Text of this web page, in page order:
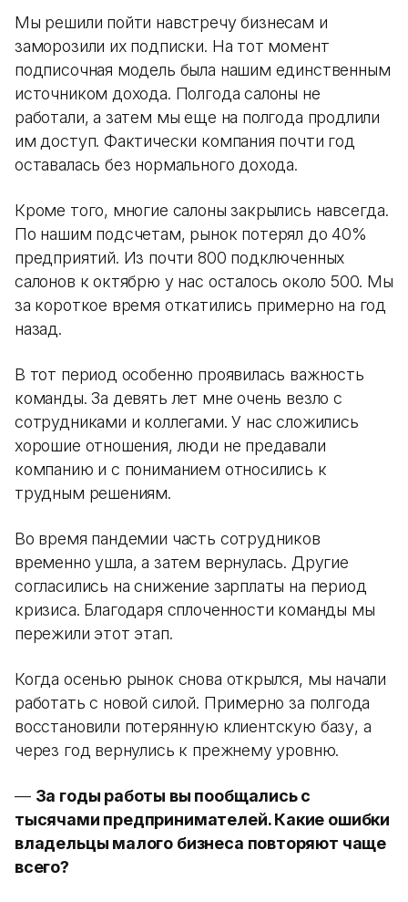
Мы решили пойти навстречу бизнесам и
заморозили их подписки. На тот момент
подписочная модель была нашим единственным
источником дохода. Полгода салоны не
работали, а затем мы еще на полгода продлили
им доступ. Фактически компания почти год
оставалась без нормального дохода.
Кроме того, многие салоны закрылись навсегда.
По нашим подсчетам, рынок потерял до 40%
предприятий. Из почти 800 подключенных
салонов к октябрю у нас осталось около 500. Мы
за короткое время откатились примерно на год
назад.
В тот период особенно проявилась важность
команды. За девять лет мне очень везло с
сотрудниками и коллегами. У нас сложились
хорошие отношения, люди не предавали
компанию и с пониманием относились к
трудным решениям.
Во время пандемии часть сотрудников
временно ушла, а затем вернулась. Другие
согласились на снижение зарплаты на период
кризиса. Благодаря сплоченности команды мы
пережили этот этап.
Когда осенью рынок снова открылся, мы начали
работать с новой силой. Примерно за полгода
восстановили потерянную клиентскую базу, а
через год вернулись к прежнему уровню.
— За годы работы вы пообщались с
тысячами предпринимателей. Какие ошибки
владельцы малого бизнеса повторяют чаще
всего?